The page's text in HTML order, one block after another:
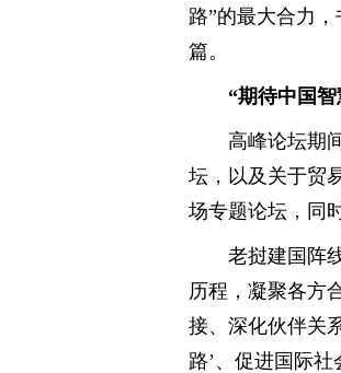
路”的最大合力
篇。
“期待中国
高峰论坛期
坛，以及关于贸
场专题论坛，同
老挝建国阵
历程，凝聚各方
接、深化伙伴关
路’、促进国际